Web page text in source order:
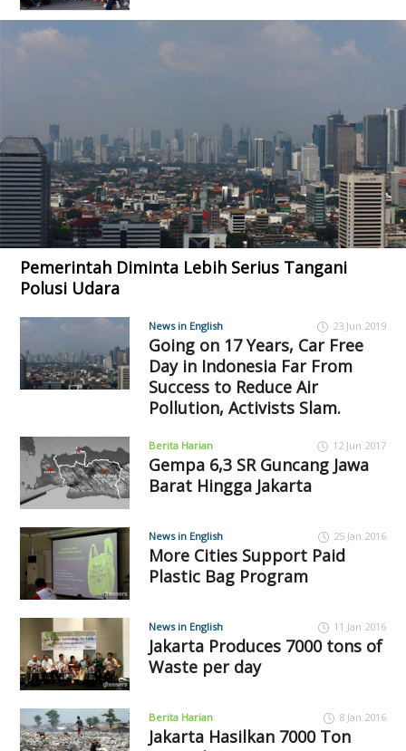
Pemerintah Diminta Lebih Serius Tangani
Polusi Udara
News in English 23 Jun 2019
Going on 17 Years, Car Free
Day in Indonesia Far From
Success to Reduce Air
Pollution, Activists Slam.
Berita Harian 12 Jun 2017
Gempa 6,3 SR Guncang Jawa
Barat Hingga Jakarta
News in English 25 Jan 2016
More Cities Support Paid
Plastic Bag Program
News in English 11 Jan 2016
Jakarta Produces 7000 tons of
Waste per day
Berita Harian 8 Jan 2016
Jakarta Hasilkan 7000 Ton